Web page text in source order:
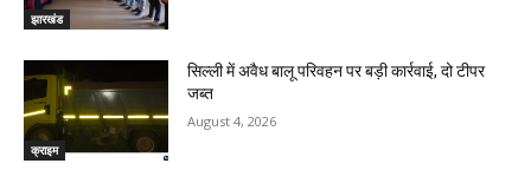
झारखंड
क्राइम
सिल्ली में अवैध बालू परिवहन पर बड़ी कार्रवाई, दो टीपर
जब्त
August 4, 2026